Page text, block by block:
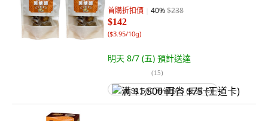
首購折扣價 40%$238
$142
($3.95/10g)
明天 8/7 (五) 預計送達
(15)
满 $1,500 再省 $75 (王道卡)